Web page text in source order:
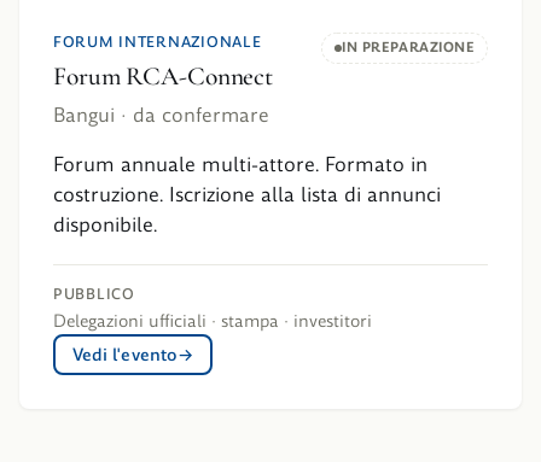
FORUM INTERNAZIONALE
Forum RCA-Connect
Bangui · da confermare
IN PREPARAZIONE
Forum annuale multi-attore. Formato in
costruzione. Iscrizione alla lista di annunci
disponibile.
PUBBLICO
Delegazioni ufficiali · stampa · investitori
Vedi l'evento